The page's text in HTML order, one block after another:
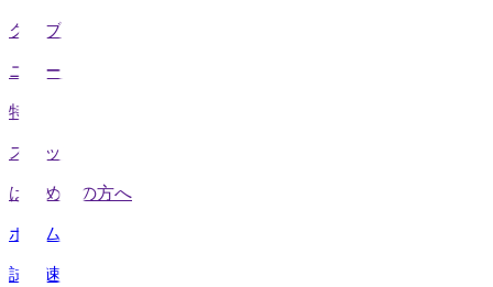
クラブ
ニュース
特集
スタッツ
はじめての方へ
ホーム
試合速報